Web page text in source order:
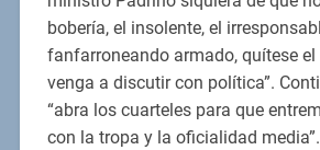
bobería, el insolente, el
fanfarroneando armado, quítese
venga a discutir con política”.
“abra los cuarteles para que
con la tropa y la oficialidad